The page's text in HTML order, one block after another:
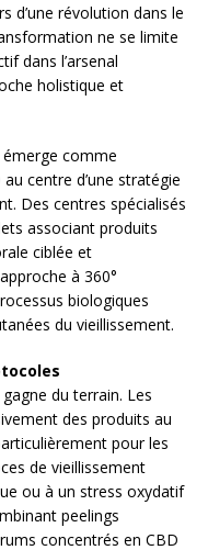
d’une révolution dans le
ne se limite
dans l’arsenal
holistique et
émerge comme
centre d’une stratégie
Des centres spécialisés
associant produits
ciblée et
à 360°
biologiques
du vieillissement.
gagne du terrain. Les
des produits au
pour les
de vieillissement
ou à un stress oxydatif
peelings
concentrés en CBD